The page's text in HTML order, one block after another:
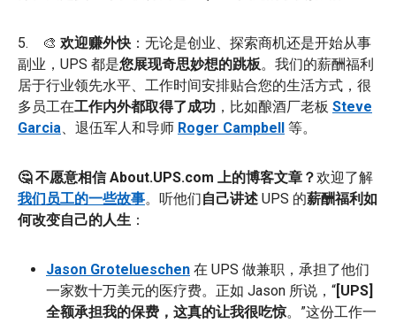
5. 🎨 欢迎赚外快 ：无论是创业、探索商机还是开始从事
副业，UPS 都是您展现奇思妙想的跳板。我们的薪酬福利
居于行业领先水平、工作时间安排贴合您的生活方式，很
多员工在工作内外都取得了成功 ，比如酿酒厂老板 Steve
Garcia、退伍军人和导师 Roger Campbell 等。
🤔 不愿意相信 About.UPS.com 上的博客文章？欢迎了解
我们员工的一些故事。听他们自己讲述 UPS 的薪酬福利如
何改变自己的人生 ：
Jason Grotelueschen 在 UPS 做兼职，承担了他们
一家数十万美元的医疗费。正如 Jason 所说，“[UPS]
全额承担我的保费，这真的让我很吃惊。”这份工作一